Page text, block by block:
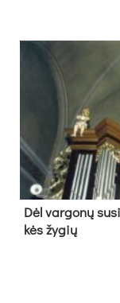
Dėl var­go­nų
kės žy­gių